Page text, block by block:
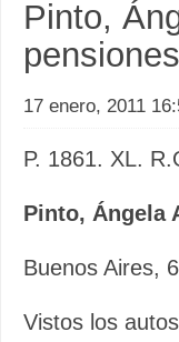
Pinto,
17 enero, 2011
P. 1861. XL.
Pinto, Ángela
Buenos Aires,
Vistos los